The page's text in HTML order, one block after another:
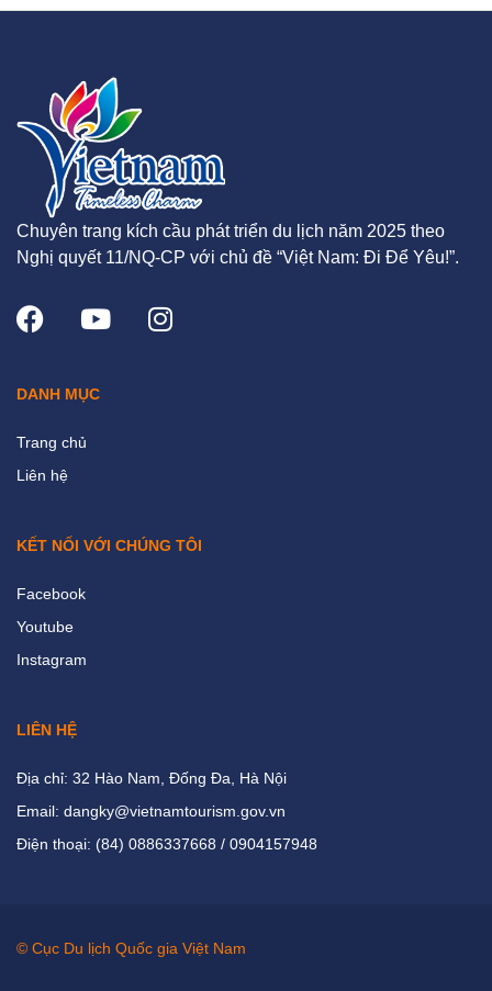
Chuyên trang kích cầu phát triển du lịch năm 2025 theo
Nghị quyết 11/NQ-CP với chủ đề “Việt Nam: Đi Để Yêu!”.
DANH MỤC
Trang chủ
Liên hệ
KẾT NỐI VỚI CHÚNG TÔI
Facebook
Youtube
Instagram
LIÊN HỆ
Địa chỉ: 32 Hào Nam, Đống Đa, Hà Nội
Email: dangky@vietnamtourism.gov.vn
Điện thoại: (84) 0886337668 / 0904157948
© Cục Du lịch Quốc gia Việt Nam